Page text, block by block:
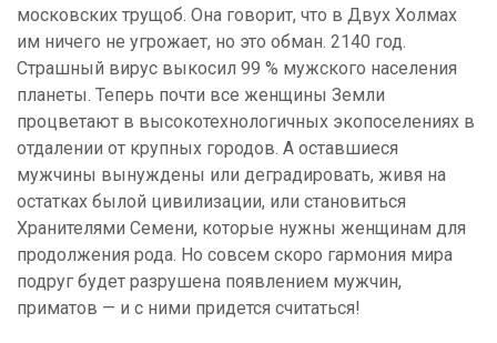
Спорт
Подписки
Радио
Спутниковым абонентам
О сайте
Активировать промокод
московских трущоб. Она говорит, что в Двух Холмах
им ничего не угрожает, но это обман. 2140 год.
Страшный вирус выкосил 99 % мужского населения
планеты. Теперь почти все женщины Земли
процветают в высокотехнологичных экопоселениях в
отдалении от крупных городов. А оставшиеся
мужчины вынуждены или деградировать, живя на
остатках былой цивилизации, или становиться
Хранителями Семени, которые нужны женщинам для
продолжения рода. Но совсем скоро гармония мира
подруг будет разрушена появлением мужчин,
приматов — и с ними придется считаться!